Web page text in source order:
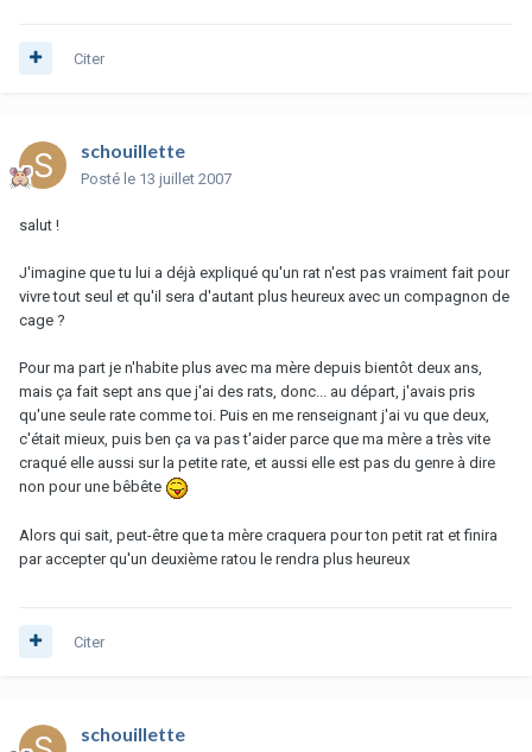
Citer
schouillette
Posté le 13 juillet 2007
salut !
J'imagine que tu lui a déjà expliqué qu'un rat n'est pas vraiment fait pour
vivre tout seul et qu'il sera d'autant plus heureux avec un compagnon de
cage ?
Pour ma part je n'habite plus avec ma mère depuis bientôt deux ans,
mais ça fait sept ans que j'ai des rats, donc... au départ, j'avais pris
qu'une seule rate comme toi. Puis en me renseignant j'ai vu que deux,
c'était mieux, puis ben ça va pas t'aider parce que ma mère a très vite
craqué elle aussi sur la petite rate, et aussi elle est pas du genre à dire
non pour une bêbête
Alors qui sait, peut-être que ta mère craquera pour ton petit rat et finira
par accepter qu'un deuxième ratou le rendra plus heureux
Citer
schouillette